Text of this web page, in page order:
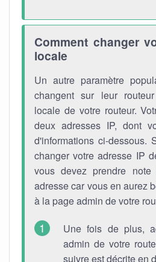
Comment changer
locale
Un autre paramètre
changent sur leur
locale de votre routeur.
deux adresses IP, dont
d'informations ci-dessous.
changer votre adresse IP
vous devez prendre
adresse car vous en aurez
à la page admin de votre
Une fois de plus,
admin de votre
suivre est décrite en